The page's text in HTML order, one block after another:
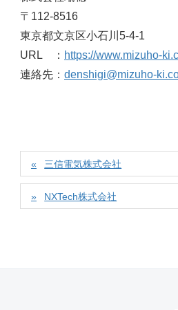
〒112-8516
東京都文京区小石川5-4-1
URL ： https://www.mizuho-
連絡先： denshigi@mizuho-
三信電気株式会社
NXTech株式会社